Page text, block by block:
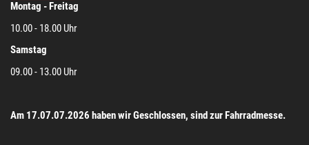
Montag - Freitag
10.00 - 18.00 Uhr
Samstag
09.00 - 13.00 Uhr
Am 17.07.07.2026 haben wir Geschlossen, sind zur Fahrradmesse.